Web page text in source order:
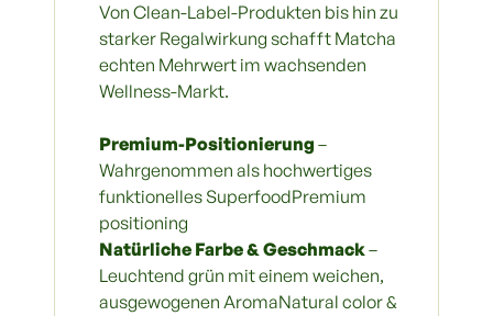
Von Clean-Label-Produkten bis hin zu
starker Regalwirkung schafft Matcha
echten Mehrwert im wachsenden
Wellness-Markt.
Premium-Positionierung –
Wahrgenommen als hochwertiges
funktionelles SuperfoodPremium
positioning
Natürliche Farbe & Geschmack–
Leuchtend grün mit einem weichen,
ausgewogenen AromaNatural color &